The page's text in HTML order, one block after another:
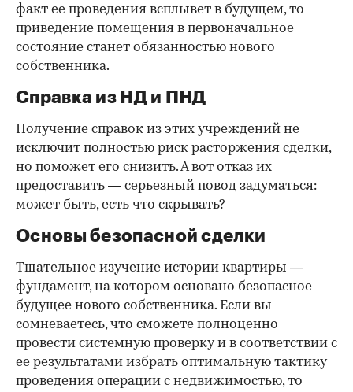
факт ее проведения всплывет в будущем, то
приведение помещения в первоначальное
состояние станет обязанностью нового
собственника.
Справка из НД и ПНД
Получение справок из этих учреждений не
исключит полностью риск расторжения сделки,
но поможет его снизить. А вот отказ их
предоставить — серьезный повод задуматься:
может быть, есть что скрывать?
Основы безопасной сделки
Тщательное изучение истории квартиры —
фундамент, на котором основано безопасное
будущее нового собственника. Если вы
сомневаетесь, что сможете полноценно
провести системную проверку и в соответствии с
ее результатами избрать оптимальную тактику
проведения операции с недвижимостью, то